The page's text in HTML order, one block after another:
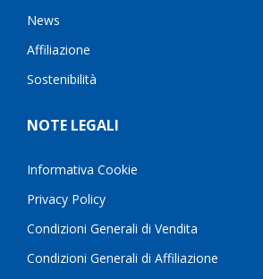
News
Affiliazione
Sostenibilità
NOTE LEGALI
Informativa Cookie
Privacy Policy
Condizioni Generali di Vendita
Condizioni Generali di Affiliazione